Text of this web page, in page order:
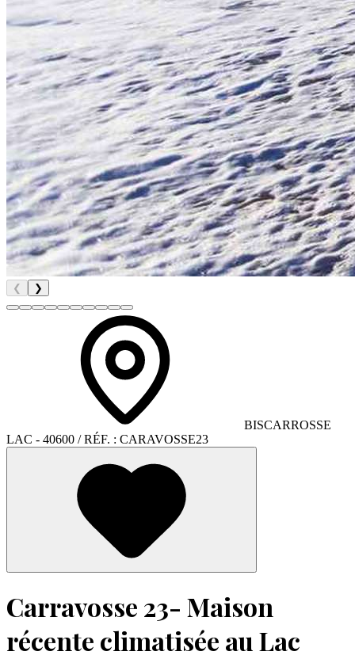
❮ ❯
BISCARROSSE
LAC - 40600 / RÉF. : CARAVOSSE23
Carravosse 23- Maison
récente climatisée au Lac